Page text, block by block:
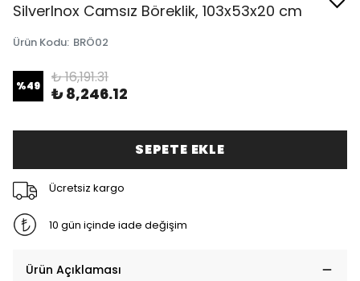
SilverInox Camsız Böreklik, 103x53x20 cm
Ürün Kodu: BRÖ02
%49 ₺ 16,191.31
₺ 8,246.12
SEPETE EKLE
Ücretsiz kargo
10 gün içinde iade değişim
Ürün Açıklaması